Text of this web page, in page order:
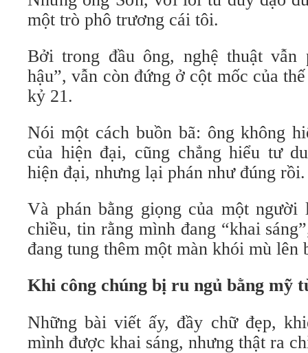
một trò phô trương cái tôi.
Bởi trong đầu ông, nghệ thuật vẫn
hậu”, vẫn còn đứng ở cột mốc của
kỷ 21.
Nói một cách buồn bã: ông không
của hiện đại, cũng chẳng hiểu tư
hiện đại, nhưng lại phán như đúng rồi.
Và phán bằng giọng của một người
chiều, tin rằng mình đang “khai
đang tung thêm một màn khói mù lên
Khi công chúng bị ru ngủ bằng mỹ
Những bài viết ấy, đầy chữ đẹp,
mình được khai sáng, nhưng thật ra